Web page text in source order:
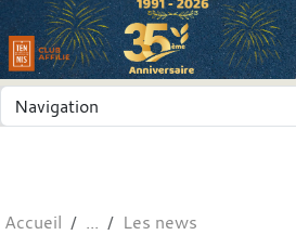
Accueil Les news
Panneau de gestion des cookies